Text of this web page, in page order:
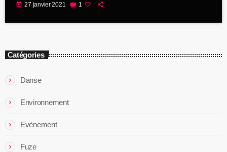
today 27 janvier 2021 1
Catégories
Danse
Environnement
Evènement
Fuze